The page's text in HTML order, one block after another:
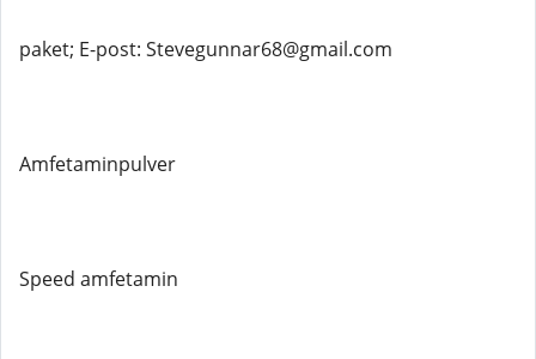
paket; E-post: Stevegunnar68@gmail.com
Amfetaminpulver
Speed ​​amfetamin